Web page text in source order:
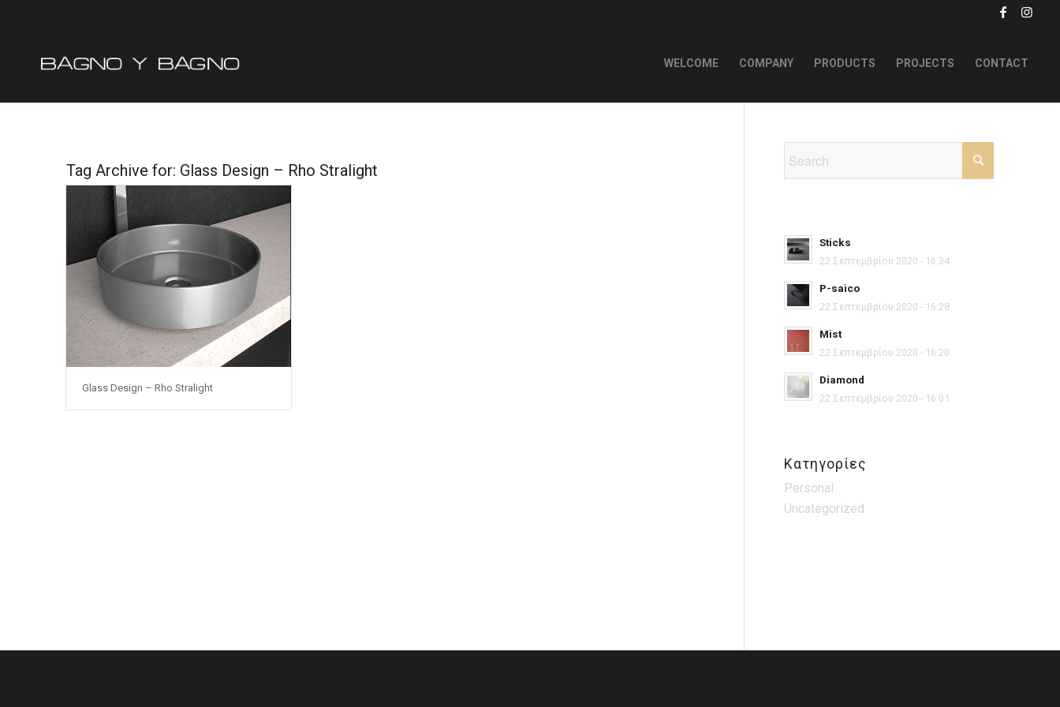
WELCOME COMPANY PRODUCTS PROJECTS CONTACT
Tag Archive for: Glass Design – Rho Stralight
Glass Design – Rho Stralight
Sticks
22 Σεπτεμβρίου 2020 - 16:34
P-saico
22 Σεπτεμβρίου 2020 - 16:28
Mist
22 Σεπτεμβρίου 2020 - 16:20
Diamond
22 Σεπτεμβρίου 2020 - 16:01
Kατηγορίες
Personal
Uncategorized